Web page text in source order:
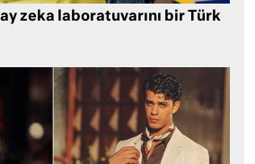
zeka laboratuvarını bir Türk